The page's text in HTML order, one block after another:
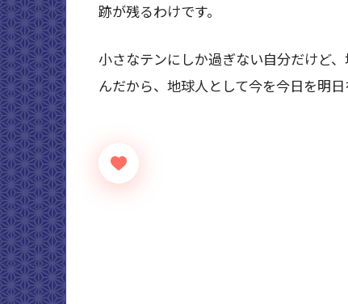
跡が残るわけです。
小さなテンにしか過ぎない自分だけど
んだから、地球人として今を今日を明日